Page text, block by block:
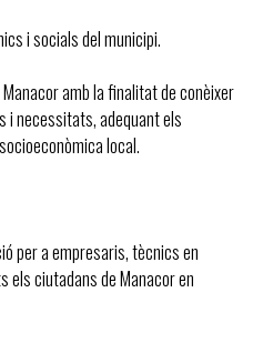
i socials del municipi.
amb la finalitat de conèixer
i necessitats, adequant els
local.
per a empresaris, tècnics en
els ciutadans de Manacor en